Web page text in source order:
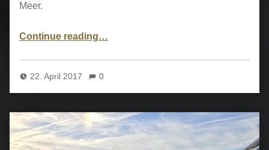
Meer.
Continue reading…
22. April 2017 0